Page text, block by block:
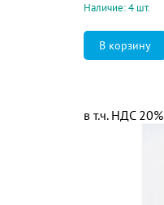
Наличие: 4 шт.
в т.ч. НДС 20%